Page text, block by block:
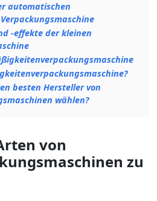
automatischen
-effekte der kleinen
besten Hersteller von
wählen?
von
zu